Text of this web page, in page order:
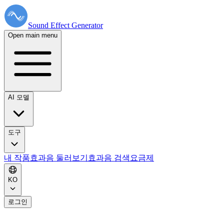
Sound Effect Generator
Open main menu
AI 모델
도구
내 작품효과음 둘러보기 효과음 검색 요금제
KO
로그인